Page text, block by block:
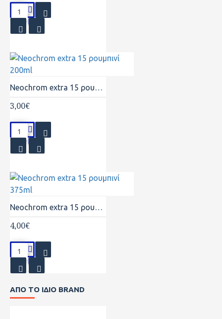
Neochrom extra 15 ρουμπινί 200ml
3,00€
Neochrom extra 15 ρουμπινί 375ml
4,00€
ΑΠΟ ΤΟ ΙΔΙΟ BRAND